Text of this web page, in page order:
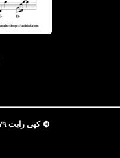
© کپی رایت ۱۳۷۹ - ۱۴۰۱ - لاچینی میدیا - کلیه حقوق محفوظ است